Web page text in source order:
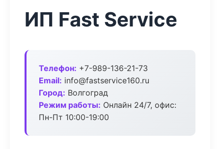
ИП Fast Service
Телефон: +7-989-136-21-73
Email: info@fastservice160.ru
Город: Волгоград
Режим работы: Онлайн 24/7, офис:
Пн-Пт 10:00-19:00